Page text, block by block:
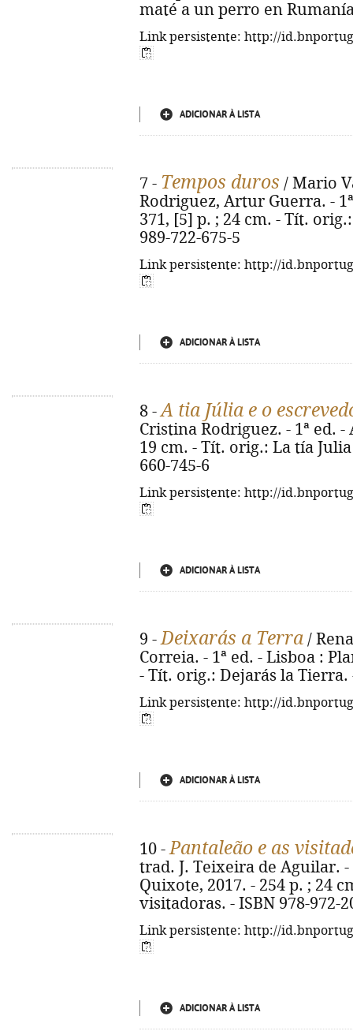
maté a un perro en
Link persistente: http://
ADICIONAR À LISTA
7 - Tempos duros / Mario
Rodriguez, Artur Guerra. -
371, [5] p. ; 24 cm. - Tít.
989-722-675-5
Link persistente: http://
ADICIONAR À LISTA
8 -A tia Júlia e o
Cristina Rodriguez. - 1ª ed.
19 cm. - Tít. orig.: La tía
660-745-6
Link persistente: http://
ADICIONAR À LISTA
9 -Deixarás a Terra /
Correia. - 1ª ed. - Lisboa :
- Tít. orig.: Dejarás la Tierra.
Link persistente: http://
ADICIONAR À LISTA
10 -Pantaleão e as
trad. J. Teixeira de Aguilar.
Quixote, 2017. - 254 p. ; 24
visitadoras. - ISBN 978-972-
Link persistente: http://
ADICIONAR À LISTA